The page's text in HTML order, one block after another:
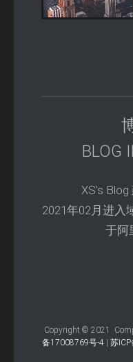
BLOG
XS's
2021年02月进入
于阿
Copyright © 2021
备17008769号-4
苏